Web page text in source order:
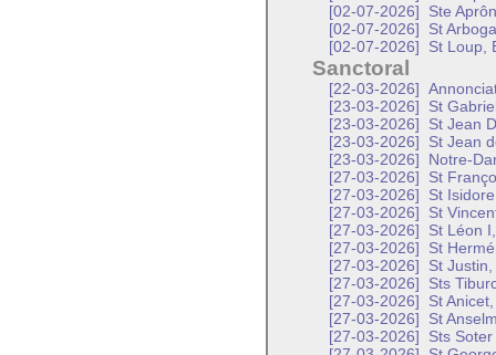
[02-07-2026]
Ste
[02-07-2026]
St
[02-07-2026]
St Loup,
Sanctoral
[22-03-2026]
[23-03-2026]
St
[23-03-2026]
St Jean
[23-03-2026]
St Jean
[23-03-2026]
Notre-
[27-03-2026]
St
[27-03-2026]
St
[27-03-2026]
St
[27-03-2026]
St Léon
[27-03-2026]
St
[27-03-2026]
St
[27-03-2026]
Sts
[27-03-2026]
St
[27-03-2026]
St
[27-03-2026]
Sts